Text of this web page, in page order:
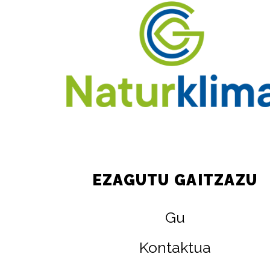
EZAGUTU GAITZAZU
Gu
Kontaktua